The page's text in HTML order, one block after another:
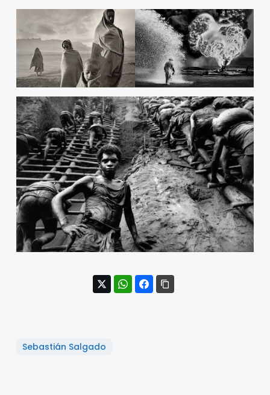
Sebastián Salgado